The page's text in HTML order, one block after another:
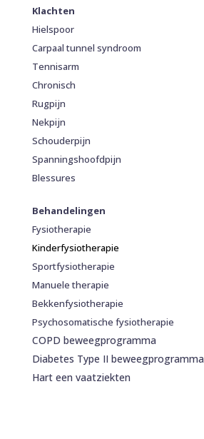
Klachten
Hielspoor
Carpaal tunnel syndroom
Tennisarm
Chronisch
Rugpijn
Nekpijn
Schouderpijn
Spanningshoofdpijn
Blessures
Behandelingen
Fysiotherapie
Kinderfysiotherapie
Sportfysiotherapie
Manuele therapie
Bekkenfysiotherapie
Psychosomatische fysiotherapie
COPD beweegprogramma
Diabetes Type II beweegprogramma
Hart een vaatziekten